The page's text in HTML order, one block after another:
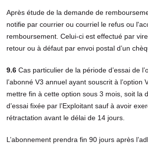
Après étude de la demande de
notifie par courrier ou courriel le refus ou
remboursement. Celui-ci est effectué par
retour ou à défaut par envoi postal d’un
9.6 Cas particulier de la période d’essai de
l’abonné V3 annuel ayant souscrit à l’option
mettre fin à cette option sous 3 mois, soit la
d’essai fixée par l’Exploitant sauf à avoir
rétractation avant le délai de 14 jours.
L’abonnement prendra fin 90 jours après